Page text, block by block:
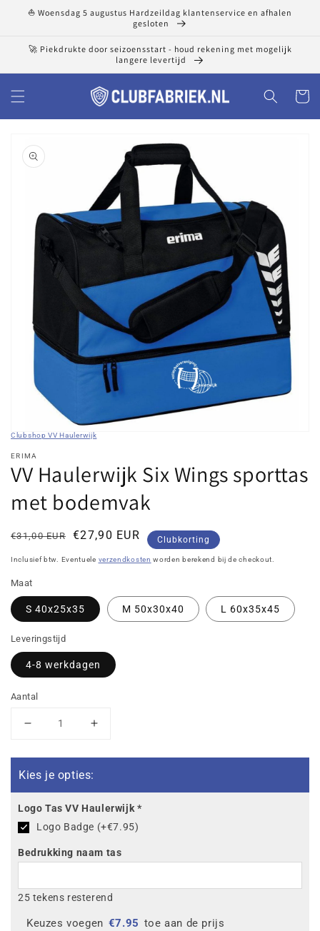
naar de
⛵ Woensdag 5 augustus Hardzeildag klantenservice en afhalen
gesloten
🚀 Piekdrukte door seizoensstart - houd rekening met mogelijk
langere levertijd
van
galerieweergave
Clubshop VV Haulerwijk
ERIMA
VV Haulerwijk Six Wings sporttas
met bodemvak
Normale
€31,00 EUR
Kortingsprijs€27,90 EUR Clubkorting
Inclusief btw. Eventuele verzendkosten worden berekend bij de checkout.
Maat
S 40x25x35 M 50x30x40 L 60x35x45
Leveringstijd
4-8 werkdagen
Aantal
Aantal
voor
VV
Haulerwijk
Six
Wings
sporttas
met
bodemvak
Aantal
voor
Haulerwijk
Six
Wings
sporttas
met
bodemvak
Kies je opties:
Logo Tas VV Haulerwijk *
Logo Badge (+€7.95)
Bedrukking naam tas
25 tekens resterend
Keuzes voegen €7.95 toe aan de prijs